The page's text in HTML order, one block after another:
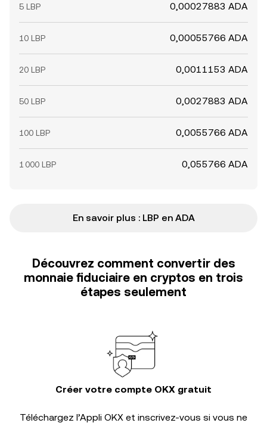
5 LBP 0,00027883 ADA
10 LBP 0,00055766 ADA
20 LBP 0,0011153 ADA
50 LBP 0,0027883 ADA
100 LBP 0,0055766 ADA
1 000 LBP 0,055766 ADA
En savoir plus : LBP en ADA
Découvrez comment convertir des
monnaie fiduciaire en cryptos en trois
étapes seulement
Créer votre compte OKX gratuit
Téléchargez l’Appli OKX et inscrivez-vous si vous ne